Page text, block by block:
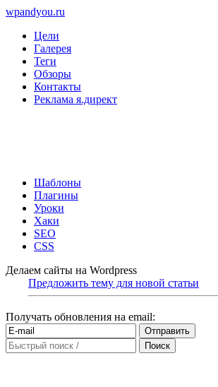
wpandyou.ru
Цели
Галерея
Теги
Обзоры
Контакты
Реклама я.директ
Шаблоны
Плагины
Уроки
Хаки
SEO
CSS
Делаем сайты на Wordpress
Предложить тему для новой статьи
Получать обновления на email: